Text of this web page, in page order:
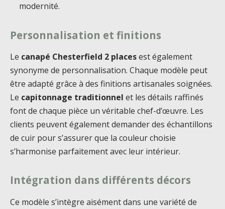
modernité.
Personnalisation et finitions
Le canapé Chesterfield 2 placesest également
synonyme de personnalisation. Chaque modèle peut
être adapté grâce à des finitions artisanales soignées.
Le capitonnage traditionnel et les détails raffinés
font de chaque pièce un véritable chef-d’œuvre. Les
clients peuvent également demander des échantillons
de cuir pour s’assurer que la couleur choisie
s’harmonise parfaitement avec leur intérieur.
Intégration dans différents décors
Ce modèle s’intègre aisément dans une variété de